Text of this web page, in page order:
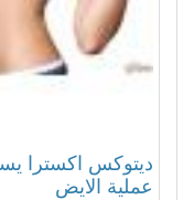
ديتوكس اكسترا
عملية الايض